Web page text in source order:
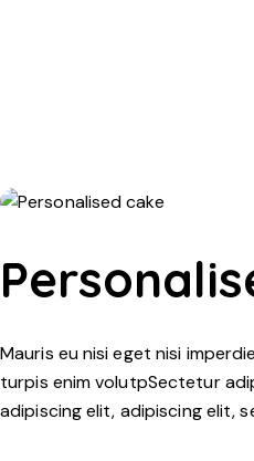
Mauris eu nisi eget nisi
turpis enim volutpSectetur
adipiscing elit, adipiscing elit,